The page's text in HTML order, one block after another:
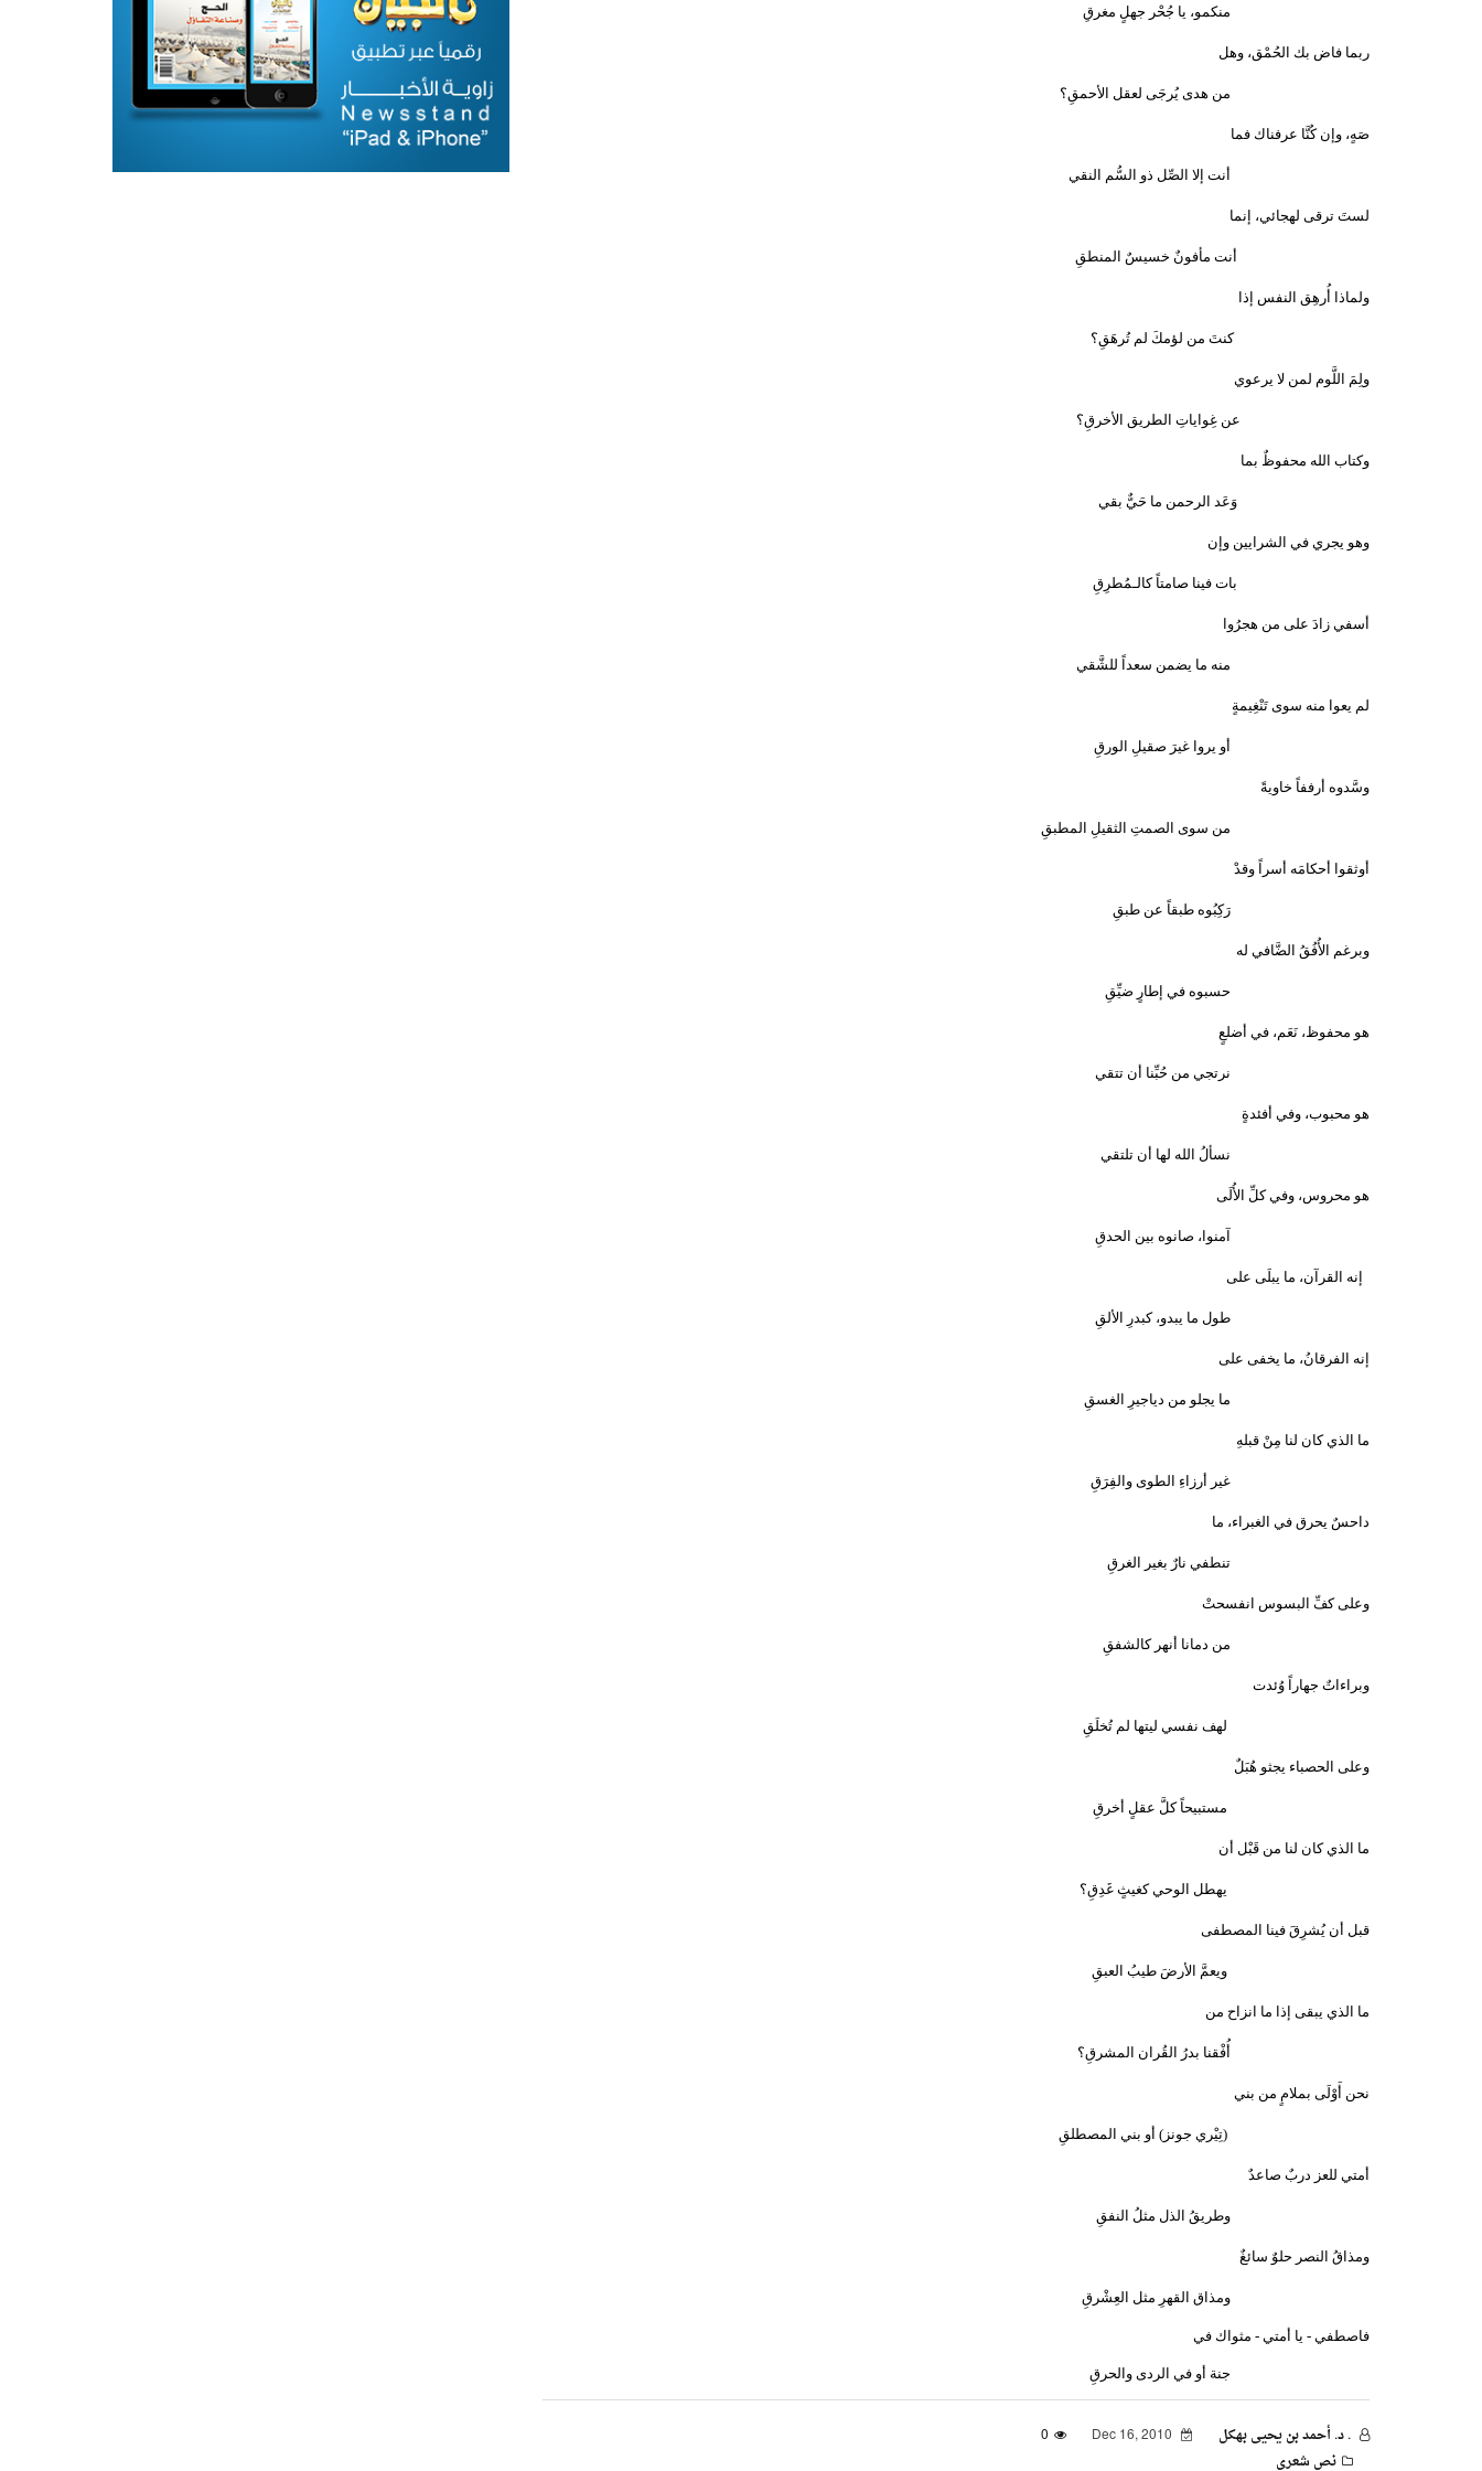
منكمو، يا جُحْر جهلٍ مغرقِ
ربما فاض بك الحُمْق، وهل
من هدى يُرجَى لعقل الأحمقِ؟
صَهٍ، وإن كُنَّا عرفناك فما
أنت إلا الصِّل ذو السُّم النقي
لستَ ترقى لهجائي، إنما
أنت مأفونٌ خسيسٌ المنطقِ
ولماذا أُرهِق النفس إذا
كنتَ من لؤمكَ لم تُرهَقِ؟
ولِمَ اللَّوم لمن لا يرعوي
عن غِواياتِ الطريق الأخرقِ؟
وكتاب الله محفوظٌ بما
وَعَد الرحمن ما حَيٌّ بقي
وهو يجري في الشرايين وإن
بات فينا صامتاً كالـمُطرِقِ
أسفي زادَ على من هجرُوا
منه ما يضمن سعداً للشَّقي
لم يعوا منه سوى تَنْغِيمةٍ
أو يروا غيرَ صقيلِ الورقِ
وسَّدوه أرففاً خاويةً
من سوى الصمتِ الثقيلِ المطبقِ
أوثقوا أحكامَه أسراً وقدْ
رَكِبُوه طبقاً عن طبقِ
وبرغم الأُفُقُ الضَّافي له
حسبوه في إطارٍ ضيِّقِ
هو محفوظ، نَعَم، في أضلعٍ
نرتجي من حُبِّنا أن تتقي
هو محبوب، وفي أفئدةٍ
نسألُ الله لها أن تلتقي
هو محروس، وفي كلِّ الأُلَى
آمنوا، صانوه بين الحدقِ
إنه القرآن، ما يبلَى على
طول ما يبدو، كبدرِ الألقِ
إنه الفرقانُ، ما يخفى على
ما يجلو من دياجيرِ الغسقِ
ما الذي كان لنا مِنْ قبلهِ
غير أرزاءِ الطوى والفِرَقِ
داحسٌ يحرق في الغبراء، ما
تنطفي نارٌ بغير الغرقِ
وعلى كفِّ البسوس انفسحتْ
من دمانا أنهر كالشفقِ
وبراءاتٌ جهاراً وُئدت
لهف نفسي ليتها لم تُخلَقِ
وعلى الحصباء يجثو هُبَلٌ
مستبيحاً كلَّ عقلٍ أخرقِ
ما الذي كان لنا من قَبْل أن
يهطل الوحي كغيثٍ غَدِقِ؟
قبل أن يُشرِقَ فينا المصطفى
ويعمَّ الأرضَ طيبُ العبقِ
ما الذي يبقى إذا ما انزاح من
أُفْقنا بدرُ القُران المشرقِ؟
نحن أَوْلَى بملامٍ من بني
(تِيْري جونز) أو بني المصطلقِ
أمتي للعز دربٌ صاعدٌ
وطريقُ الذل مثلُ النفقِ
ومذاقُ النصر حلوٌ سائغٌ
ومذاق القهرِ مثل العِشْرقِ
فاصطفي - يا أمتي - مثواك في
جنة أو في الردى والحرقِ
. د. أحمد بن يحيى بهكل
0
نص شعري